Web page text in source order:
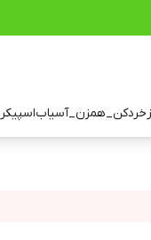
خردکن_همزن_آسیاباسپیکر